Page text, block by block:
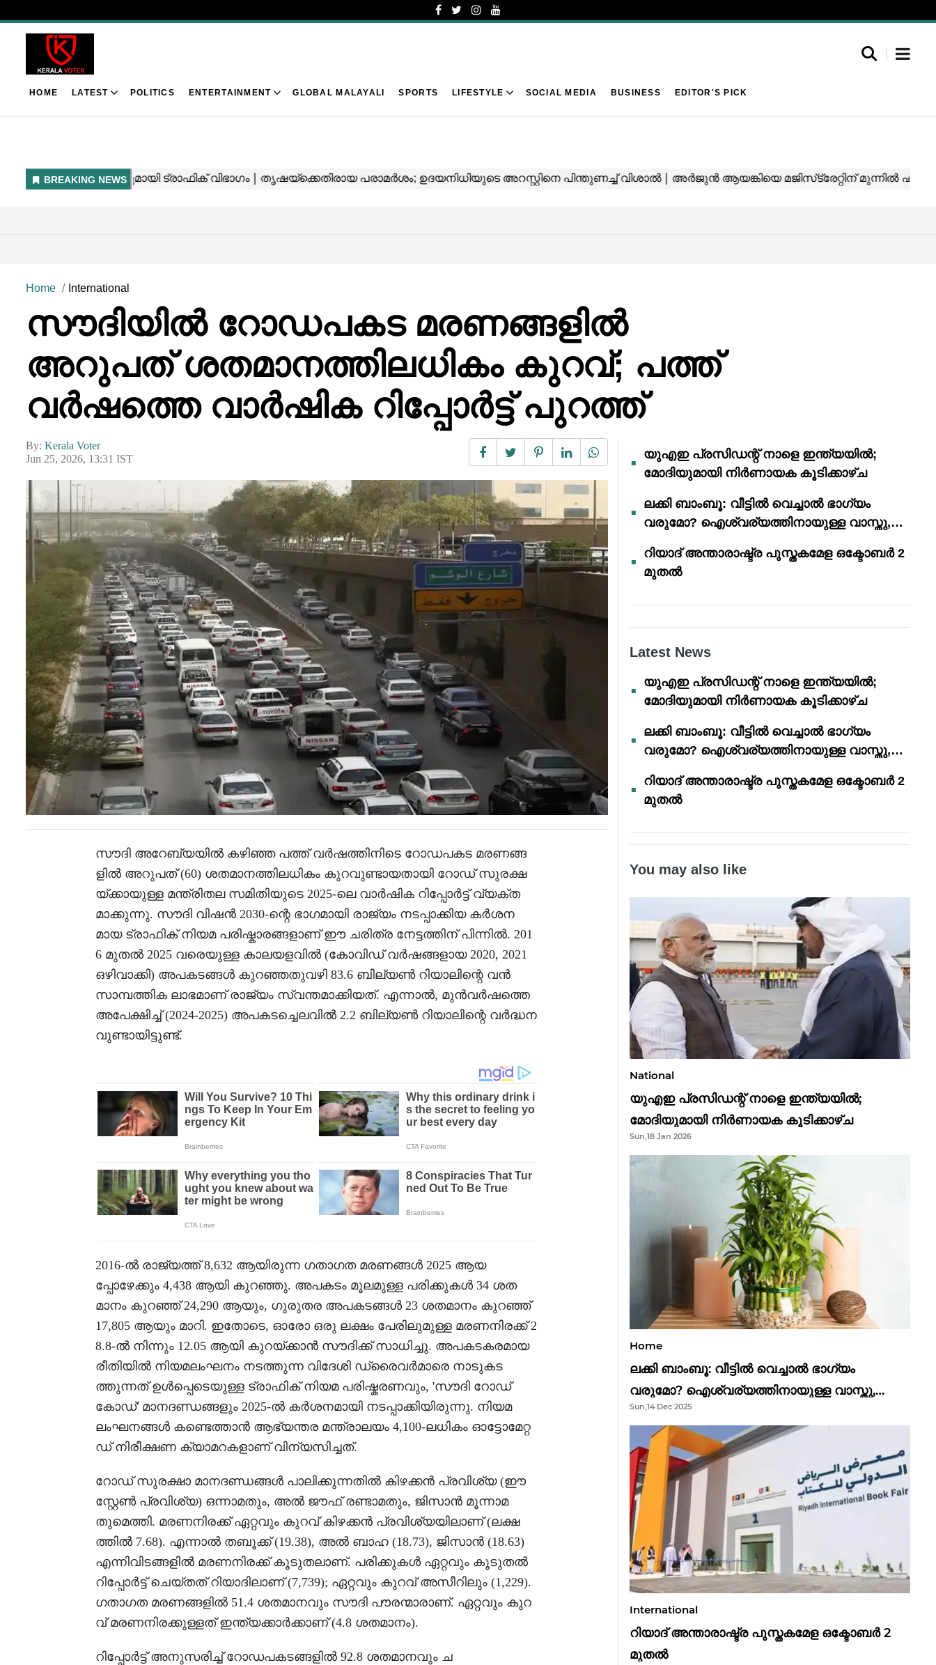
HOME LATEST POLITICS ENTERTAINMENT GLOBAL MALAYALI SPORTS LIFESTYLE SOCIAL MEDIA BUSINESS EDITOR'S PICK
Home International
സൗദിയിൽ റോഡപകട മരണങ്ങളിൽ
അറുപത് ശതമാനത്തിലധികം കുറവ്; പത്ത്
വർഷത്തെ വാർഷിക റിപ്പോർട്ട് പുറത്ത്
By: Kerala Voter
Jun 25, 2026, 13:31 IST
സൗദി അറേബ്യയിൽ കഴിഞ്ഞ പത്ത് വർഷത്തിനിടെ റോഡപകട മരണങ്ങ
ളിൽ അറുപത് (60) ശതമാനത്തിലധികം കുറവുണ്ടായതായി റോഡ് സുരക്ഷ
യ്ക്കായുള്ള മന്ത്രിതല സമിതിയുടെ 2025-ലെ വാർഷിക റിപ്പോർട്ട് വ്യക്ത
മാക്കുന്നു. സൗദി വിഷൻ 2030-ന്റെ ഭാഗമായി രാജ്യം നടപ്പാക്കിയ കർശന
മായ ട്രാഫിക് നിയമ പരിഷ്കാരങ്ങളാണ് ഈ ചരിത്ര നേട്ടത്തിന് പിന്നിൽ. 201
6 മുതൽ 2025 വരെയുള്ള കാലയളവിൽ (കോവിഡ് വർഷങ്ങളായ 2020, 2021
ഒഴിവാക്കി) അപകടങ്ങൾ കുറഞ്ഞതുവഴി 83.6 ബില്യൺ റിയാലിന്റെ വൻ
സാമ്പത്തിക ലാഭമാണ് രാജ്യം സ്വന്തമാക്കിയത്. എന്നാൽ, മുൻവർഷത്തെ
അപേക്ഷിച്ച് (2024-2025) അപകടച്ചെലവിൽ 2.2 ബില്യൺ റിയാലിന്റെ വർദ്ധന
വുണ്ടായിട്ടുണ്ട്.
2016-ൽ രാജ്യത്ത് 8,632 ആയിരുന്ന ഗതാഗത മരണങ്ങൾ 2025 ആയ
പ്പോഴേക്കും 4,438 ആയി കുറഞ്ഞു. അപകടം മൂലമുള്ള പരിക്കുകൾ 34 ശത
മാനം കുറഞ്ഞ് 24,290 ആയും, ഗുരുതര അപകടങ്ങൾ 23 ശതമാനം കുറഞ്ഞ്
17,805 ആയും മാറി. ഇതോടെ, ഓരോ ഒരു ലക്ഷം പേരിലുമുള്ള മരണനിരക്ക് 2
8.8-ൽ നിന്നും 12.05 ആയി കുറയ്ക്കാൻ സൗദിക്ക് സാധിച്ചു. അപകടകരമായ
രീതിയിൽ നിയമലംഘനം നടത്തുന്ന വിദേശി ഡ്രൈവർമാരെ നാടുകട
ത്തുന്നത് ഉൾപ്പെടെയുള്ള ട്രാഫിക് നിയമ പരിഷ്കരണവും, 'സൗദി റോഡ്
കോഡ്' മാനദണ്ഡങ്ങളും 2025-ൽ കർശനമായി നടപ്പാക്കിയിരുന്നു. നിയമ
ലംഘനങ്ങൾ കണ്ടെത്താൻ ആഭ്യന്തര മന്ത്രാലയം 4,100-ലധികം ഓട്ടോമേറ്റ
ഡ് നിരീക്ഷണ ക്യാമറകളാണ് വിന്യസിച്ചത്.
റോഡ് സുരക്ഷാ മാനദണ്ഡങ്ങൾ പാലിക്കുന്നതിൽ കിഴക്കൻ പ്രവിശ്യ (ഈ
സ്റ്റേൺ പ്രവിശ്യ) ഒന്നാമതും, അൽ ജൗഫ് രണ്ടാമതും, ജിസാൻ മൂന്നാമ
തുമെത്തി. മരണനിരക്ക് ഏറ്റവും കുറവ് കിഴക്കൻ പ്രവിശ്യയിലാണ് (ലക്ഷ
ത്തിൽ 7.68). എന്നാൽ തബൂക്ക് (19.38), അൽ ബാഹ (18.73), ജിസാൻ (18.63)
എന്നിവിടങ്ങളിൽ മരണനിരക്ക് കൂടുതലാണ്. പരിക്കുകൾ ഏറ്റവും കൂടുതൽ
റിപ്പോർട്ട് ചെയ്തത് റിയാദിലാണ് (7,739); ഏറ്റവും കുറവ് അസീറിലും (1,229).
ഗതാഗത മരണങ്ങളിൽ 51.4 ശതമാനവും സൗദി പൗരന്മാരാണ്. ഏറ്റവും കുറ
വ് മരണനിരക്കുള്ളത് ഇന്ത്യക്കാർക്കാണ് (4.8 ശതമാനം).
റിപ്പോർട്ട് അനുസരിച്ച് റോഡപകടങ്ങളിൽ 92.8 ശതമാനവും ച
യുഎഇ പ്രസിഡന്റ് നാളെ ഇന്ത്യയിൽ;
മോദിയുമായി നിർണായക കൂടിക്കാഴ്ച
ലക്കി ബാംബൂ: വീട്ടിൽ വെച്ചാൽ ഭാഗ്യം
വരുമോ? ഐശ്വര്യത്തിനായുള്ള വാസ്തു,
റിയാദ് അന്താരാഷ്ട്ര പുസ്തകമേള ഒക്ടോബർ 2
മുതൽ
Latest News
യുഎഇ പ്രസിഡന്റ് നാളെ ഇന്ത്യയിൽ;
മോദിയുമായി നിർണായക കൂടിക്കാഴ്ച
ലക്കി ബാംബൂ: വീട്ടിൽ വെച്ചാൽ ഭാഗ്യം
വരുമോ? ഐശ്വര്യത്തിനായുള്ള വാസ്തു,
റിയാദ് അന്താരാഷ്ട്ര പുസ്തകമേള ഒക്ടോബർ 2
മുതൽ
You may also like
National
യുഎഇ പ്രസിഡന്റ് നാളെ ഇന്ത്യയിൽ;
മോദിയുമായി നിർണായക കൂടിക്കാഴ്ച
Sun,18 Jan 2026
Home
ലക്കി ബാംബൂ: വീട്ടിൽ വെച്ചാൽ ഭാഗ്യം
വരുമോ? ഐശ്വര്യത്തിനായുള്ള വാസ്തു,
ഫെങ് ഷൂയി വിശ്വാസങ്ങൾ
Sun,14 Dec 2025
International
റിയാദ് അന്താരാഷ്ട്ര പുസ്തകമേള ഒക്ടോബർ 2
മുതൽ